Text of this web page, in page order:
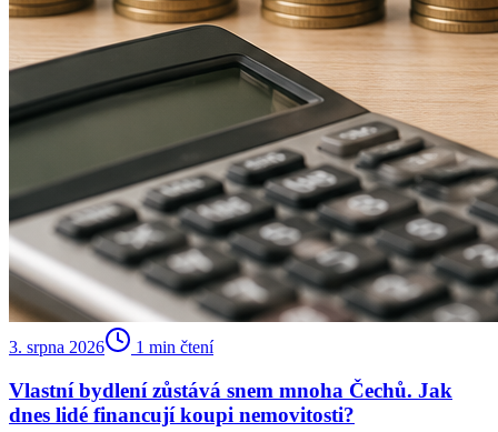
3. srpna 2026 1 min čtení
Vlastní bydlení zůstává snem mnoha Čechů. Jak
dnes lidé financují koupi nemovitosti?